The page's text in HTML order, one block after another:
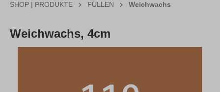
SHOP | PRODUKTE FÜLLEN Weichwachs
Weichwachs, 4cm